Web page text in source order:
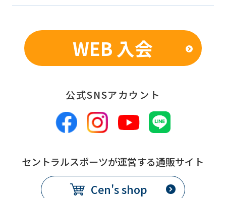
ask
you
fully
this
using
Automatic
WEB 入会
公式SNSアカウント
セントラルスポーツが運営する通販サイト
Cen's shop